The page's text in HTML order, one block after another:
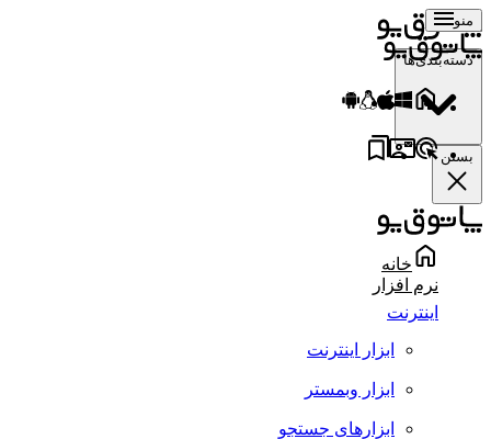
منو
دسته‌بندی‌ها
بستن
خانه
نرم افزار
اینترنت
ابزار اینترنت
ابزار وبمستر
ابزارهای جستجو